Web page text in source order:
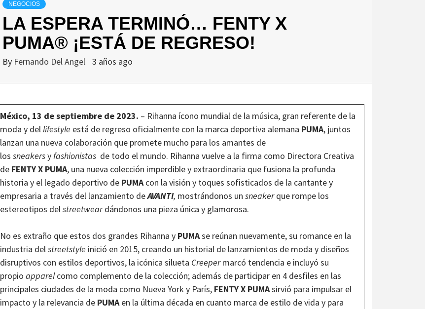
NEGOCIOS
LA ESPERA TERMINÓ… FENTY X
PUMA® ¡ESTÁ DE REGRESO!
By Fernando Del Angel 3 años ago
México, 13 de septiembre de 2023. – Rihanna ícono mundial de la música, gran referente de la
moda y dellifestyle está de regreso oficialmente con la marca deportiva alemana PUMA, juntos
lanzan una nueva colaboración que promete mucho para los amantes de
los sneakersyfashionistas de todo el mundo. Rihanna vuelve a la firma como Directora Creativa
de FENTY X PUMA, una nueva colección imperdible y extraordinaria que fusiona la profunda
historia y el legado deportivo de PUMAcon la visión y toques sofisticados de la cantante y
empresaria a través del lanzamiento deAVANTI, mostrándonos un sneakerque rompe los
estereotipos delstreetweardándonos una pieza única y glamorosa.
No es extraño que estos dos grandes Rihanna y PUMAse reúnan nuevamente, su romance en la
industria delstreetstyle inició en 2015, creando un historial de lanzamientos de moda y diseños
disruptivos con estilos deportivos, la icónica silueta Creepermarcó tendencia e incluyó su
propio apparelcomo complemento de la colección; además de participar en 4 desfiles en las
principales ciudades de la moda como Nueva York y París, FENTY X PUMAsirvió para impulsar el
impacto y la relevancia de PUMAen la última década en cuanto marca de estilo de vida y para